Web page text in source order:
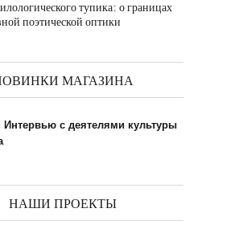
тупика: о границах
поэтической оптики
МАГАЗИНА
Интервью с деятелями культуры
НАШИ ПРОЕКТЫ